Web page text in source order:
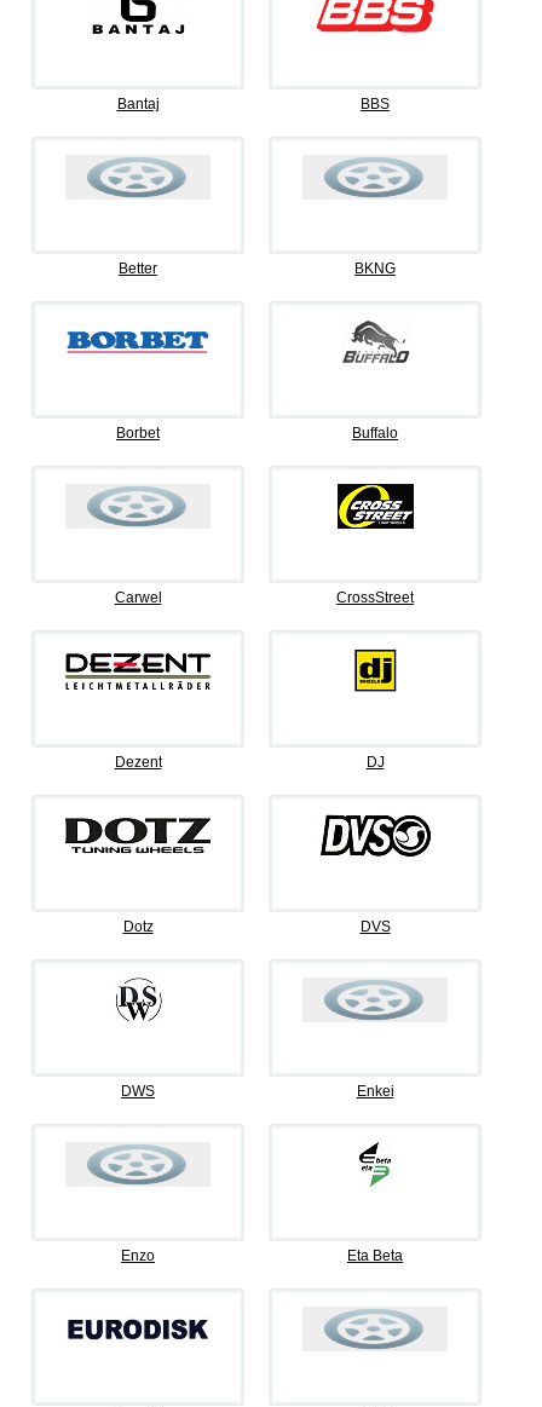
Bantaj BBS
Better BKNG
Borbet Buffalo
Carwel CrossStreet
Dezent DJ
Dotz DVS
DWS Enkei
Enzo Eta Beta